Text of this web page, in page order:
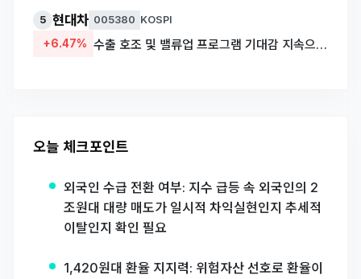
5 현대차 005380 KOSPI
+6.47% 수출 호조 및 밸류업 프로그램 기대감 지속으로 대형주 동반 상승
오늘 체크포인트
외국인 수급 전환 여부: 지수 급등 속 외국인의 2
조원대 대량 매도가 일시적 차익실현인지 추세적
이탈인지 확인 필요
1,420원대 환율 지지력: 위험자산 선호로 환율이